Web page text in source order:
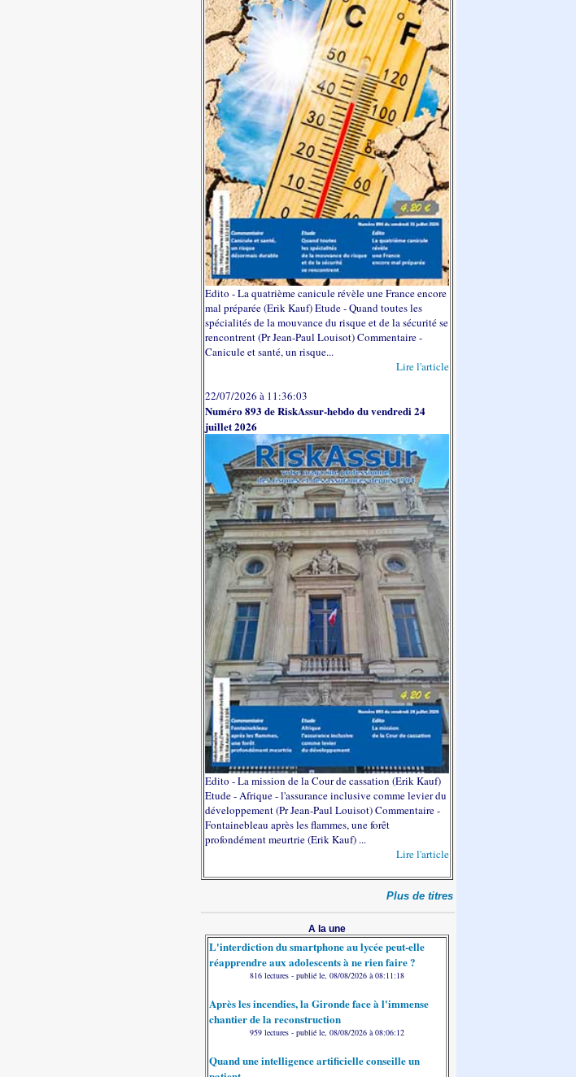
Edito - La quatrième canicule révèle une France encore
mal préparée (Erik Kauf) Etude - Quand toutes les
spécialités de la mouvance du risque et de la sécurité se
rencontrent (Pr Jean-Paul Louisot) Commentaire -
Canicule et santé, un risque...
Lire l'article
22/07/2026 à 11:36:03
Numéro 893 de RiskAssur-hebdo du vendredi 24
juillet 2026
Edito - La mission de la Cour de cassation (Erik Kauf)
Etude - Afrique - l'assurance inclusive comme levier du
développement (Pr Jean-Paul Louisot) Commentaire -
Fontainebleau après les flammes, une forêt
profondément meurtrie (Erik Kauf) ...
Lire l'article
Plus de titres
A la une
L'interdiction du smartphone au lycée peut-elle
réapprendre aux adolescents à ne rien faire ?
816 lectures - publié le, 08/08/2026 à 08:11:18
Après les incendies, la Gironde face à l'immense
chantier de la reconstruction
959 lectures - publié le, 08/08/2026 à 08:06:12
Quand une intelligence artificielle conseille un